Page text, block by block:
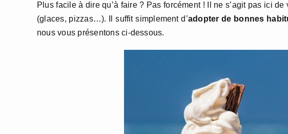
Plus facile à dire qu’à faire ? Pas forcément ! Il ne s’agit pas ici
(glaces, pizzas…). Il suffit simplement d’adopter de bonnes
nous vous présentons ci-dessous.